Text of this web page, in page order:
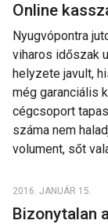
Online
Nyugvópontra
viharos időszak
helyzete javult,
még garanciális
cégcsoport
száma nem
volument, sőt
2016. JANUÁR 15.
Bizonytalan